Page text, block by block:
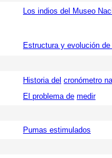
Los indios del Museo
Estructura y evolución
Historia del cronómetro
El problema de medir
Pumas estimulados